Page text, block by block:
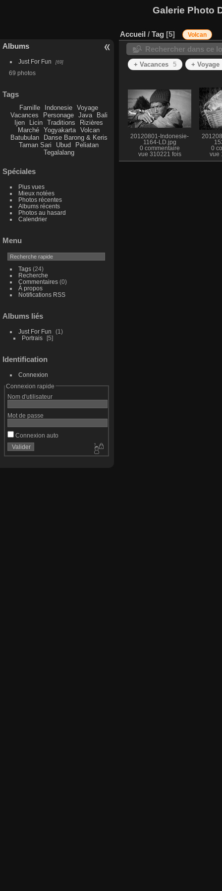
Galerie Photo
Albums
Just For Fun 69
69 photos
Tags
Famille Indonesie
Voyage
Vacances
Personage Java
Bali
Ijen
Licin Traditions
Rizières
Marché
Yogyakarta
Volcan
Batubulan
Danse Barong & Keris
Taman Sari
Ubud
Peliatan
Tegalalang
Spéciales
Plus vues
Mieux notées
Photos récentes
Albums récents
Photos au hasard
Calendrier
Menu
Tags(24)
Recherche
Commentaires(0)
À propos
Notifications RSS
Albums liés
Just For Fun
1
Portrais
5
Identification
Connexion
Connexion rapide
Nom d'utilisateur
Mot de passe
Connexion auto
Accueil / Tag 5 Volcan
Rechercher dans ce
+ Vacances 5 + Voyage
20120801-Indonesie-
1164-LD.jpg
0 commentaire
vue 310221 fois
0
vue